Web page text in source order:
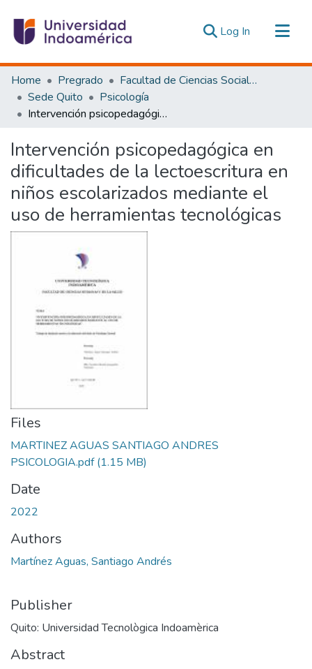
Log In (current)
Communities & Collections
All of DSpace
Statistics
Estadísticas Externas
Home Pregrado
Facultad de Ciencias Sociales y Humanas
Sede Quito
Psicología
Intervención psicopedagógica en dificultades de la lectoescritura en niños escolarizados mediante el uso de herramientas tecnológicas
Intervención psicopedagógica en
dificultades de la lectoescritura en
niños escolarizados mediante el
uso de herramientas tecnológicas
Files
MARTINEZ AGUAS SANTIAGO ANDRES
PSICOLOGIA.pdf(1.15 MB)
Date
2022
Authors
Martínez Aguas, Santiago Andrés
Publisher
Quito: Universidad Tecnològica Indoamèrica
Abstract